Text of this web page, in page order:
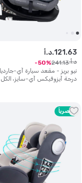
درجة آيزوفيكس آي-سايز،
د.أ.121 .63
د.أ. 241.13
50
حصرياً